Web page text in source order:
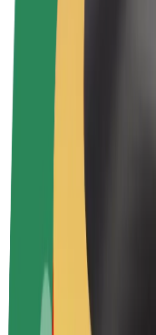
Paslaugos
„Bolt Drive“
„Bolt for
El. dviračiai
„Bolt Plus“
Užsidirbkite su „Bolt“